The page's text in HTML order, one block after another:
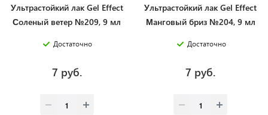
Ультрастойкий лак Gel Effect
Соленый ветер №209, 9 мл
Достаточно
7 руб.
Ультрастойкий лак Gel Effect
Манговый бриз №204, 9 мл
Достаточно
7 руб.